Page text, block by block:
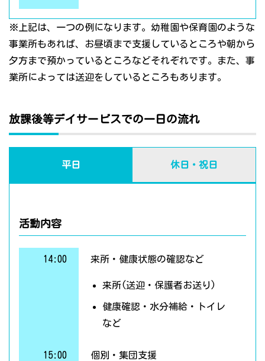
※上記は、一つの例になります。幼稚園や保育園のような
事業所もあれば、お昼頃まで支援しているところや朝から
夕方まで預かっているところなどそれぞれです。また、事
業所によっては送迎をしているところもあります。
放課後等デイサービスでの一日の流れ
平日 休日・祝日
活動内容
14:00 来所・健康状態の確認など
来所(送迎・保護者お送り)
健康確認・水分補給・トイレ
など
15:00 個別・集団支援